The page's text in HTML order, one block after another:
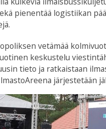
pienentää logistiikan
vetämää
keskustelu
tieto ja ratkaistaan
järjestetään